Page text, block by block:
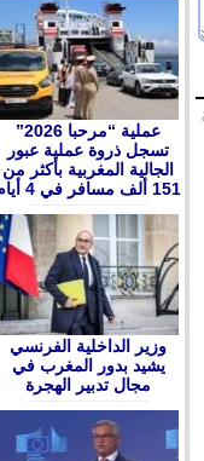
عملية “مرحبا 2026”
تسجل ذروة عملية عبور
الجالية المغربية بأكثر من
151 ألف مسافر في 4 أيام
وزير الداخلية الفرنسي
يشيد بدور المغرب في
مجال تدبير الهجرة